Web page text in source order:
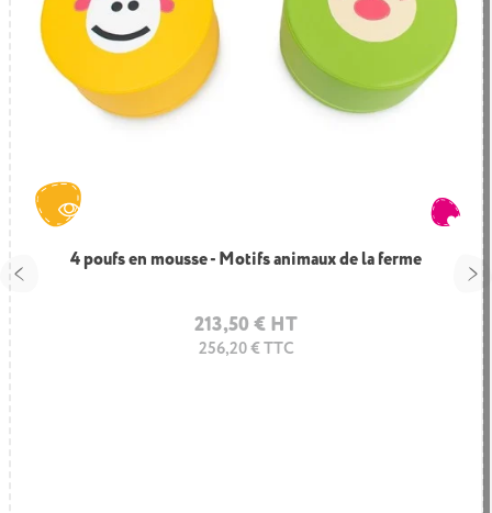
4 poufs en mousse - Motifs animaux de la ferme
213,50 € HT
256,20 € TTC